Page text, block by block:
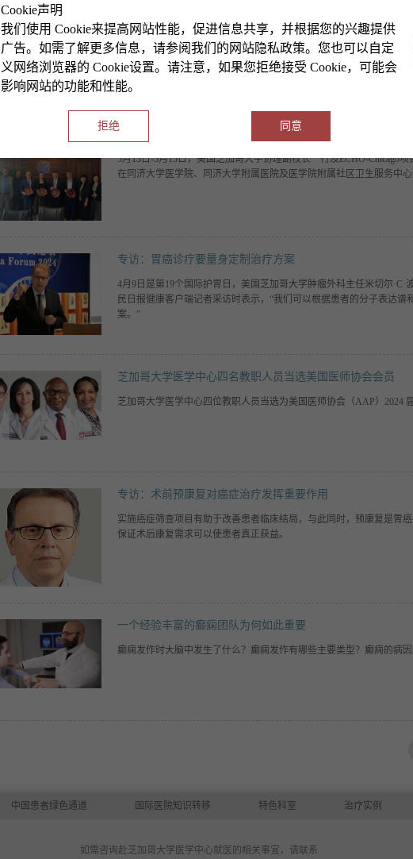
传统上，亚裔美国人、夏威夷原住民和太平洋岛民（AsA-NHPIs）在
个临床研究站点正在开展一项史无前例的研究，旨在揭示这几类人群
更好地预防疾病。芝加哥大学是这五个站点之一。
芝加哥大学及ECHO项目团队到访同济大学医学院
5月13日-5月15日，美国芝加哥大学协理副校长一行及ECHO-Chicago
在同济大学医学院、同济大学附属医院及医学院附属社区卫生服务中心
专访：胃癌诊疗要量身定制治疗方案
4月9日是第19个国际护胃日，美国芝加哥大学肿瘤外科主任米切尔·C·
民日报健康客户端记者采访时表示，“我们可以根据患者的分子表达谱
案。”
芝加哥大学医学中心四名教职人员当选美国医师协会会员
芝加哥大学医学中心四位教职人员当选为美国医师协会（AAP）2024 届
专访：术前预康复对癌症治疗发挥重要作用
实施癌症筛查项目有助于改善患者临床结局，与此同时，预康复是胃
保证术后康复需求可以使患者真正获益。
一个经验丰富的癫痫团队为何如此重要
癫痫发作时大脑中发生了什么？癫痫发作有哪些主要类型？癫痫的病
中国患者绿色通道 国际医院知识转移 特色科室 治疗实例
如需咨询赴芝加哥大学医学中心就医的相关事宜，请联系
Cookie声明
我们使用 Cookie来提高网站性能，促进信息共享，并根据您的兴趣提供
广告。如需了解更多信息，请参阅我们的网站隐私政策。您也可以自定
义网络浏览器的 Cookie设置。请注意，如果您拒绝接受 Cookie，可能会
影响网站的功能和性能。
拒绝 同意